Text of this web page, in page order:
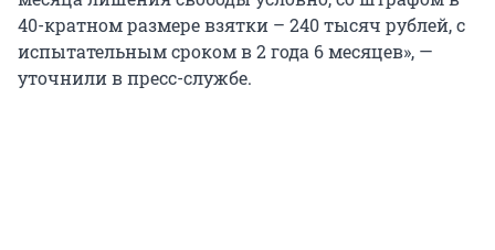
40-кратном размере взятки – 240 тысяч рублей, с
испытательным сроком в 2 года 6 месяцев», —
уточнили в пресс-службе.